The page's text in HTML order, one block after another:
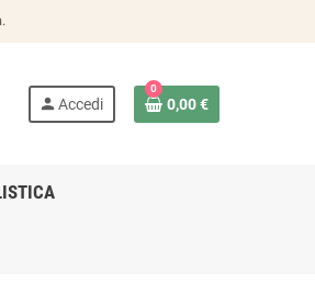
person Accedi
0
0,00 €